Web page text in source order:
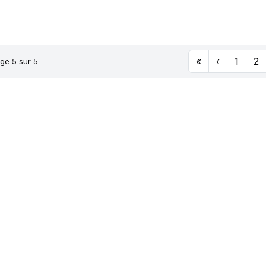
5 sur 5 « ‹ 1 2